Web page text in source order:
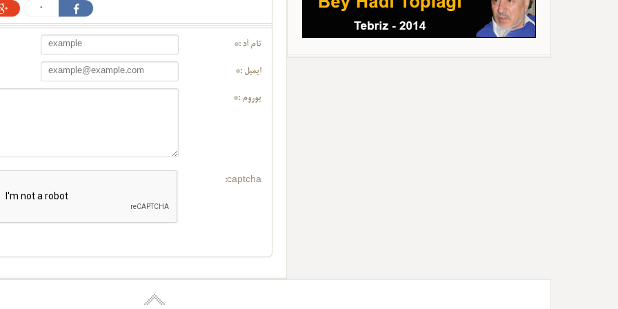
0
تام آد :*
ایمیل :*
یوروم :*
captcha: